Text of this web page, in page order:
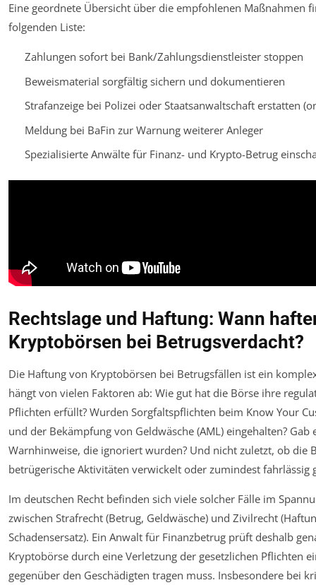
Eine geordnete Übersicht über die empfohlenen Maßnahmen
folgenden Liste:
Zahlungen sofort bei Bank/Zahlungsdienstleister stoppen
Beweismaterial sorgfältig sichern und dokumentieren
Strafanzeige bei Polizei oder Staatsanwaltschaft erstatten
Meldung bei BaFin zur Warnung weiterer Anleger
Spezialisierte Anwälte für Finanz- und Krypto-Betrug
Rechtslage und Haftung: Wann
Kryptobörsen bei Betrugsverdacht?
Die Haftung von Kryptobörsen bei Betrugsfällen ist ein
hängt von vielen Faktoren ab: Wie gut hat die Börse ihre
Pflichten erfüllt? Wurden Sorgfaltspflichten beim Know Your
und der Bekämpfung von Geldwäsche (AML) eingehalten? Gab
Warnhinweise, die ignoriert wurden? Und nicht zuletzt, ob die
betrügerische Aktivitäten verwickelt oder zumindest fahrlässig
Im deutschen Recht befinden sich viele solcher Fälle im
zwischen Strafrecht (Betrug, Geldwäsche) und Zivilrecht
Schadensersatz). Ein Anwalt für Finanzbetrug prüft deshalb
Kryptobörse durch eine Verletzung der gesetzlichen Pflichten
gegenüber den Geschädigten tragen muss. Insbesondere bei